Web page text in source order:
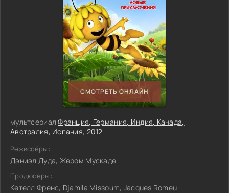
СМОТРЕТЬ ОНЛАЙН
мультсериалФранция, Германия, Индия, Канада,
Австралия, Испания, 2012
Режиссёры:
Дэниэл Дуда, Жером Мускаде
Продюсеры:
Кетелл Френс, Djamila Missoum, Jacques Romeu